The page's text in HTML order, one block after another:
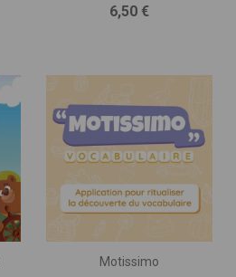
Prix
6,50 €
Motissimo